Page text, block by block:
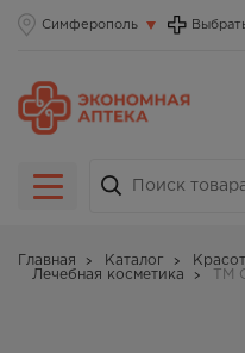
Симферополь
Главная Каталог
Лечебная косметика
ТМ